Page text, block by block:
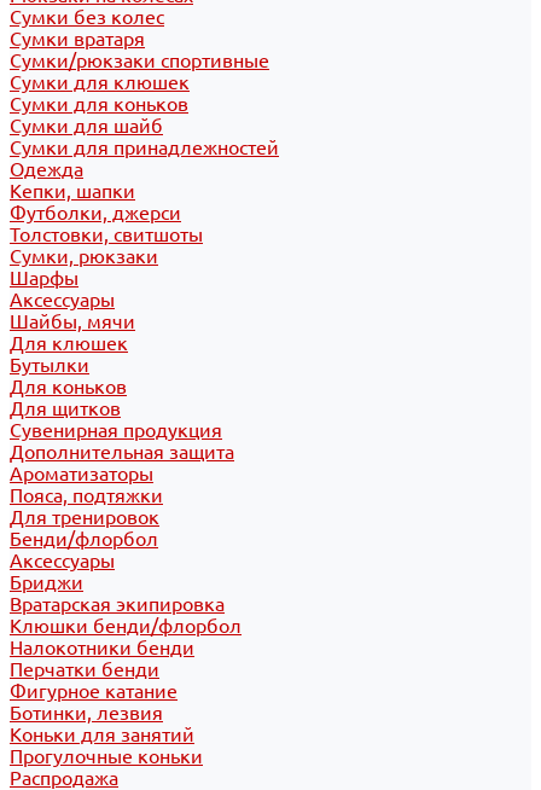
Сумки без колес
Сумки вратаря
Сумки/рюкзаки спортивные
Сумки для клюшек
Сумки для коньков
Сумки для шайб
Сумки для принадлежностей
Одежда
Кепки, шапки
Футболки, джерси
Толстовки, свитшоты
Сумки, рюкзаки
Шарфы
Аксессуары
Шайбы, мячи
Для клюшек
Бутылки
Для коньков
Для щитков
Сувенирная продукция
Дополнительная защита
Ароматизаторы
Пояса, подтяжки
Для тренировок
Бенди/флорбол
Аксессуары
Бриджи
Вратарская экипировка
Клюшки бенди/флорбол
Налокотники бенди
Перчатки бенди
Фигурное катание
Ботинки, лезвия
Коньки для занятий
Прогулочные коньки
Распродажа